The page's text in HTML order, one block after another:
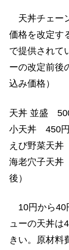
天丼チェー
価格を改定す
で提供されて
ーの改定前後
込み価格）
天丼 並盛
小天丼 450円
えび野菜天
海老穴子天
後）
10円から40
ューの天丼は
きい。原材料